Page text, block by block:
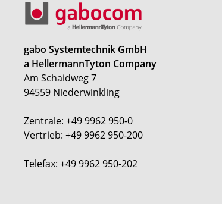
gabo Systemtechnik GmbH
a HellermannTyton Company
Am Schaidweg 7
94559 Niederwinkling
Zentrale: +49 9962 950-0
Vertrieb: +49 9962 950-200
Telefax: +49 9962 950-202